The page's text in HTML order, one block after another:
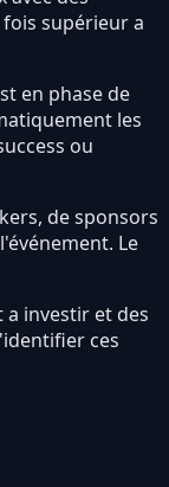
supérieur a
en phase de
les
ou
de sponsors
Le
investir et des
ces